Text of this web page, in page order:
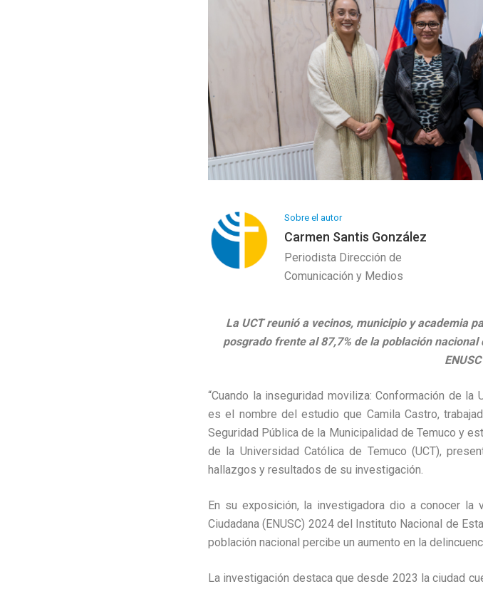
Sobre el autor
Carmen Santis González
Periodista Dirección de
Comunicación y Medios
La UCT reunió a vecinos, municipio y academia
posgrado frente al 87,7% de la población
“Cuando la inseguridad moviliza: Conformación de la
es el nombre del estudio que Camila Castro,
Seguridad Pública de la Municipalidad de Temuco y
de la Universidad Católica de Temuco (UCT),
hallazgos y resultados de su investigación.
En su exposición, la investigadora dio a conocer la
Ciudadana (ENUSC) 2024 del Instituto Nacional de
población nacional percibe un aumento en la
La investigación destaca que desde 2023 la ciudad